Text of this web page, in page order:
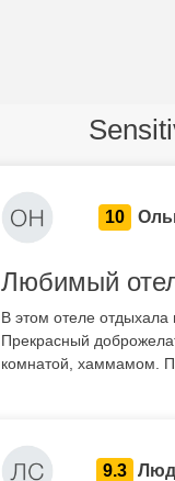
10
Любимый
В этом отеле
Прекрасный
комнатой, хаммамом.
9.3